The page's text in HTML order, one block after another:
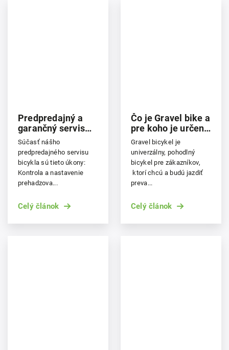
Predpredajný a
garančný servis
bicyklov v
Legendsporte
Súčasť nášho
predpredajného servisu
bicykla sú tieto úkony:
Kontrola a nastavenie
prehadzova...
Celý článok
Čo je Gravel bike a
pre koho je určený
?
Gravel bicykel je
univerzálny, pohodlný
bicykel pre zákazníkov,
ktorí chcú a budú jazdiť
preva...
Celý článok